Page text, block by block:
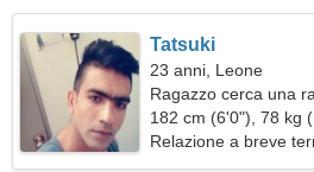
Tatsuki
23 anni, Leone
Ragazzo cerca una
182 cm (6'0"), 78 kg
Relazione a breve